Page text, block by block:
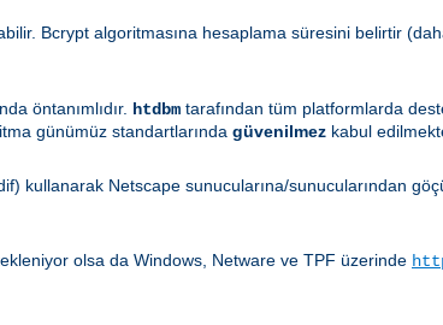
Bcrypt algoritmasına hesaplama süresini belirtir
öntanımlıdır. htdbm tarafından tüm platformlarda
günümüz standartlarında güvenilmez kabul
kullanarak Netscape sunucularına/sunucularından
olsa da Windows, Netware ve TPF üzerinde